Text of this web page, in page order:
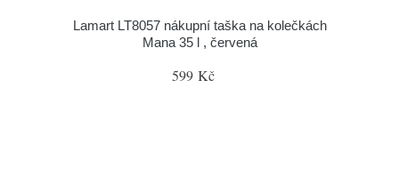
Lamart LT8057 nákupní taška na kolečkách
Mana 35 l , červená
599 Kč